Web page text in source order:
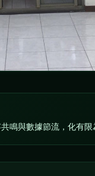
鳴與數據節流，化有